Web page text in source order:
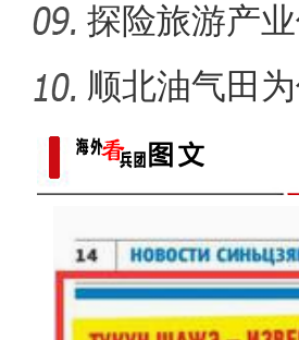
市为何能
探险旅游产
顺北油气田
名的项